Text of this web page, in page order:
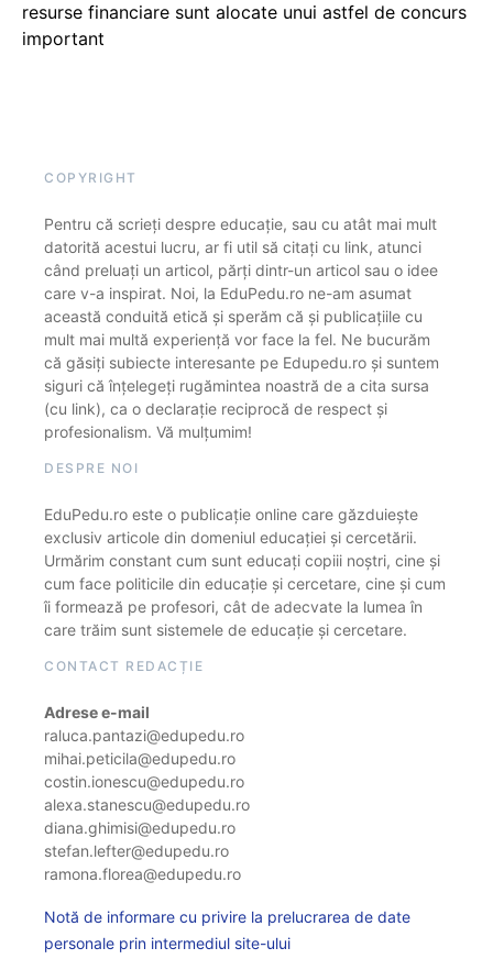
resurse financiare sunt alocate unui astfel de concurs
important
COPYRIGHT
Pentru că scrieți despre educație, sau cu atât mai mult
datorită acestui lucru, ar fi util să citați cu link, atunci
când preluați un articol, părți dintr-un articol sau o idee
care v-a inspirat. Noi, la EduPedu.ro ne-am asumat
această conduită etică și sperăm că și publicațiile cu
mult mai multă experiență vor face la fel. Ne bucurăm
că găsiți subiecte interesante pe Edupedu.ro și suntem
siguri că înțelegeți rugămintea noastră de a cita sursa
(cu link), ca o declarație reciprocă de respect și
profesionalism. Vă mulțumim!
DESPRE NOI
EduPedu.ro este o publicație online care găzduiește
exclusiv articole din domeniul educației și cercetării.
Urmărim constant cum sunt educați copiii noștri, cine și
cum face politicile din educație și cercetare, cine și cum
îi formează pe profesori, cât de adecvate la lumea în
care trăim sunt sistemele de educație și cercetare.
CONTACT REDACȚIE
Adrese e-mail
raluca.pantazi@edupedu.ro
mihai.peticila@edupedu.ro
costin.ionescu@edupedu.ro
alexa.stanescu@edupedu.ro
diana.ghimisi@edupedu.ro
stefan.lefter@edupedu.ro
ramona.florea@edupedu.ro
Notă de informare cu privire la prelucrarea de date
personale prin intermediul site-ului